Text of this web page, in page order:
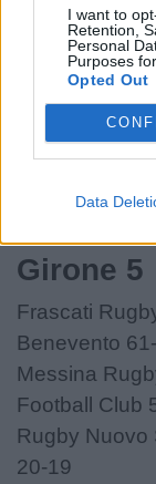
I want to
Retention,
Personal
Purposes
Opted Out
Data
Unione
C.U.S. Siena
Cavalieri
Old
Lions
Girone 5
Frascati
Benevento
Messina
Football Club
Rugby Nuovo
20-19